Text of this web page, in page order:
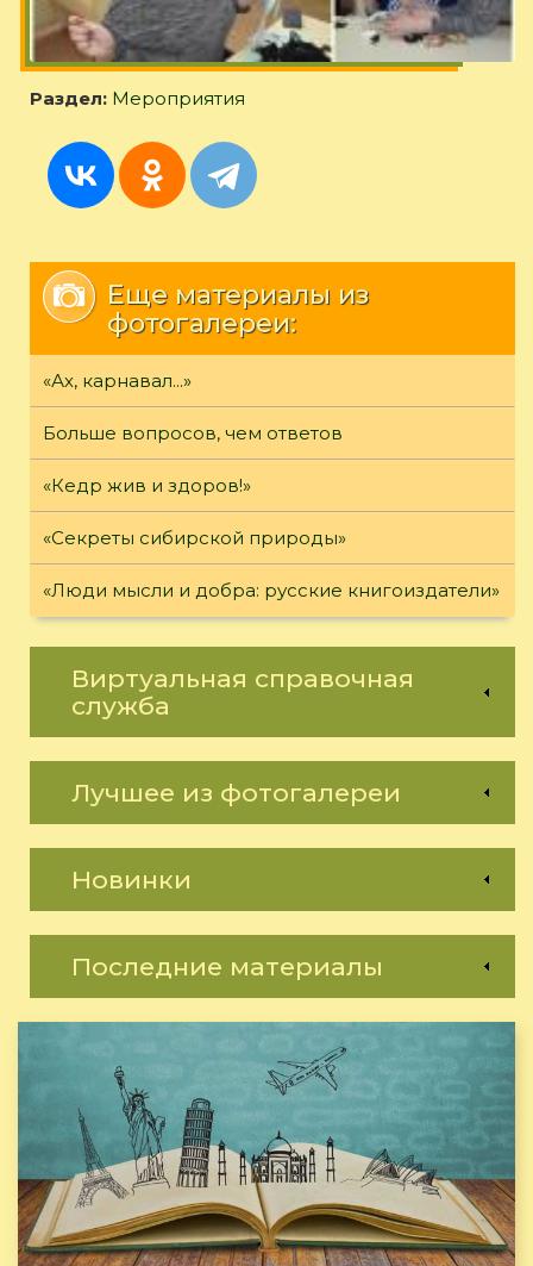
Раздел: Мероприятия
Еще материалы из
фотогалереи:
«Ах, карнавал...»
Больше вопросов, чем ответов
«Кедр жив и здоров!»
«Секреты сибирской природы»
«Люди мысли и добра: русские книгоиздатели»
Виртуальная справочная
служба
Лучшее из фотогалереи
Новинки
Последние материалы